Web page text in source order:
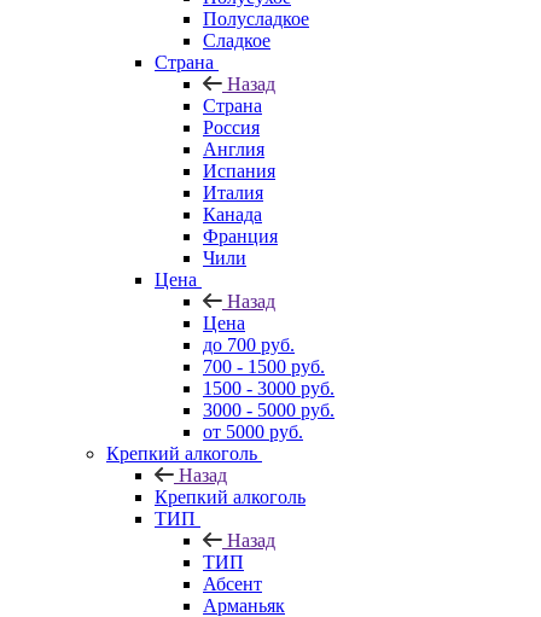
Полусладкое
Сладкое
Страна
Назад
Страна
Россия
Англия
Испания
Италия
Канада
Франция
Чили
Цена
Назад
Цена
до 700 руб.
700 - 1500 руб.
1500 - 3000 руб.
3000 - 5000 руб.
от 5000 руб.
Крепкий алкоголь
Назад
Крепкий алкоголь
ТИП
Назад
ТИП
Абсент
Арманьяк